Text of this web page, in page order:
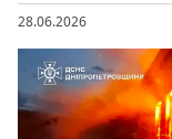
28.06.2026